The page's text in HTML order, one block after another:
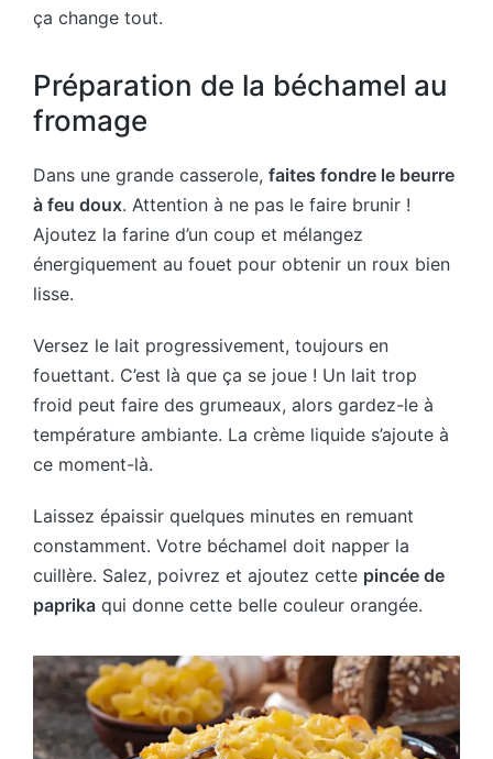
ça change tout.
Préparation de la béchamel au
fromage
Dans une grande casserole, faites fondre le beurre
à feu doux. Attention à ne pas le faire brunir !
Ajoutez la farine d’un coup et mélangez
énergiquement au fouet pour obtenir un roux bien
lisse.
Versez le lait progressivement, toujours en
fouettant. C’est là que ça se joue ! Un lait trop
froid peut faire des grumeaux, alors gardez-le à
température ambiante. La crème liquide s’ajoute à
ce moment-là.
Laissez épaissir quelques minutes en remuant
constamment. Votre béchamel doit napper la
cuillère. Salez, poivrez et ajoutez cette pincée de
paprika qui donne cette belle couleur orangée.